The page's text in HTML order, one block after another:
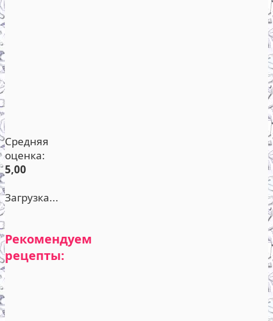
Средняя
оценка:
5,00
Загрузка...
Рекомендуем
рецепты: